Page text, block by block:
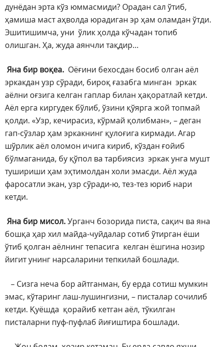
дунёдан эрта кўз юммасмиди? Орадан сал ўтиб,
ҳамиша маст аҳволда юрадиган эр ҳам оламдан ўтди.
Эшитишимча, уни ўлик ҳолда кўчадан топиб
олишган. Ҳа, жуда аянчли тақдир…
Яна бир воқеа. Оёғини бехосдан босиб олган аёл
эркакдан узр сўради, бироқ ғазабга минган эркак
аёлни оғзига келган гаплар билан ҳақоратлай кетди.
Аёл ерга киргудек бўлиб, ўзини қўярга жой топмай
қолди. «Узр, кечирасиз, кўрмай қолибман», – деган
гап-сўзлар ҳам эркакнинг қулоғига кирмади. Агар
шўрлик аёл оломон ичига кириб, кўздан ғойиб
бўлмаганида, бу қўпол ва тарбиясиз эркак унга мушт
тушириши ҳам эҳтимолдан холи эмасди. Аёл жуда
фаросатли экан, узр сўради-ю, тез-тез юриб нари
кетди.
Яна бир мисол.Урганч бозорида писта, сақич ва яна
бошқа ҳар хил майда-чуйдалар сотиб ўтирган ёши
ўтиб қолган аёлнинг тепасига келган ёшгина нозир
йигит унинг нарсаларини тепкилай бошлади.
– Сизга неча бор айтганман, бу ерда сотиш мумкин
эмас, кўтаринг лаш-лушингизни, – писталар сочилиб
кетди. Қуёшда қорайиб кетган аёл, тўкилган
писталарни пуф-пуфлаб йиғиштира бошлади.